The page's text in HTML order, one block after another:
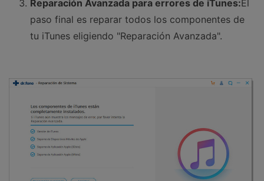
Reparación Avanzada para errores de iTunes:El
paso final es reparar todos los componentes de
tu iTunes eligiendo "Reparación Avanzada".